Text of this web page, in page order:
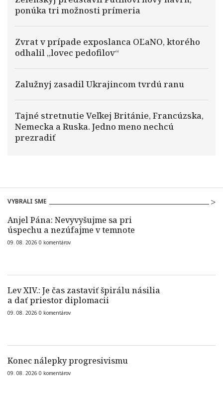
ponúka tri možnosti prímeria
Zvrat v prípade exposlanca OĽaNO, ktorého
odhalil „lovec pedofilov“
Zalužnyj zasadil Ukrajincom tvrdú ranu
Tajné stretnutie Veľkej Británie, Francúzska,
Nemecka a Ruska. Jedno meno nechcú
prezradiť
VYBRALI SME
Anjel Pána: Nevyvyšujme sa pri
úspechu a nezúfajme v temnote
09. 08. 2026 0 komentárov
Lev XIV.: Je čas zastaviť špirálu násilia
a dať priestor diplomacii
09. 08. 2026 0 komentárov
Konec nálepky progresivismu
09. 08. 2026 0 komentárov